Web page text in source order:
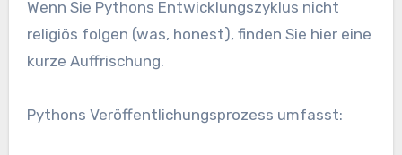
Wenn Sie Pythons Entwicklungszyklus nicht
religiös folgen (was, honest), finden Sie hier eine
kurze Auffrischung.
Pythons Veröffentlichungsprozess umfasst: